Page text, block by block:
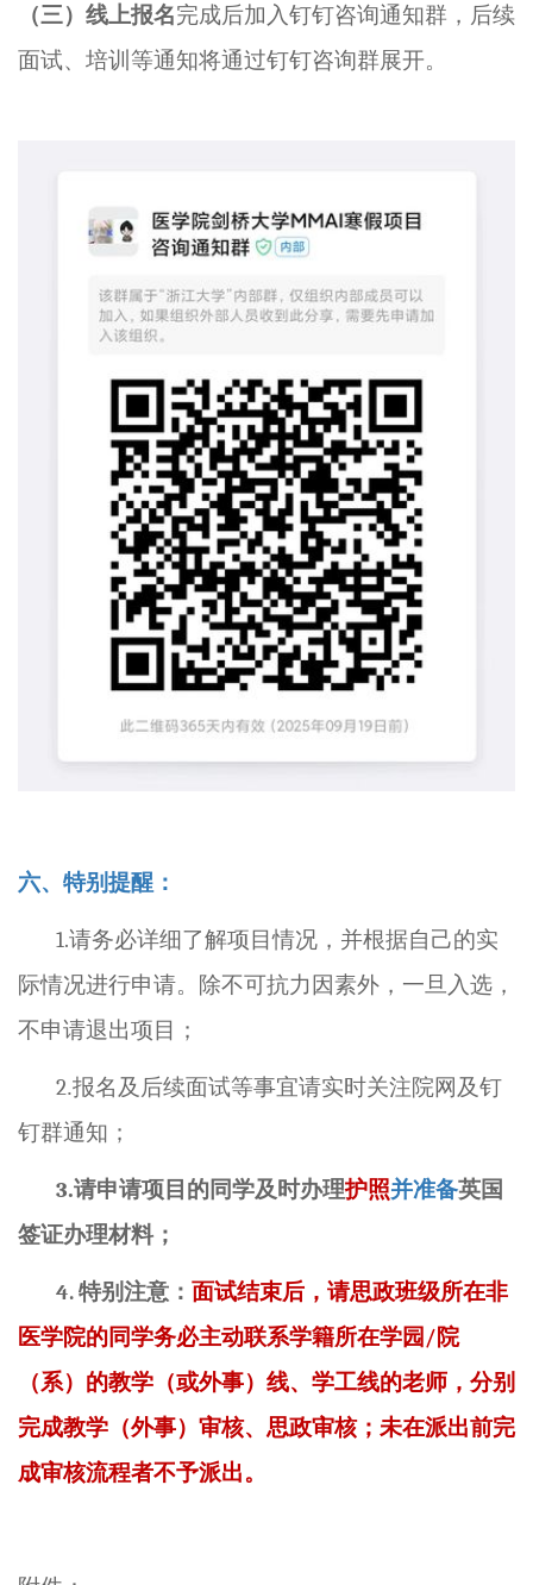
（三）线上报名完成后加入钉钉咨询通知群，后续
面试、培训等通知将通过钉钉咨询群展开。
六、特别提醒：
1.请务必详细了解项目情况，并根据自己的实
际情况进行申请。除不可抗力因素外， 一旦入选，
不申请退出项目；
2.报名及后续面试等事宜请实时关注院网及钉
钉群通知；
3.请申请项目的同学及时办理护照并准备英国
签证办理材料；
4.特别注意： 面试结束后，请思政班级所在非
医学院的同学务必主动联系学籍所在学园 /院
（系）的教学（或外事）线、学工线的老师，分别
完成教学（外事）审核、思政审核；未在派出前完
成审核流程者不予派出。